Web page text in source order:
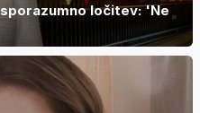
ločitev: 'Ne